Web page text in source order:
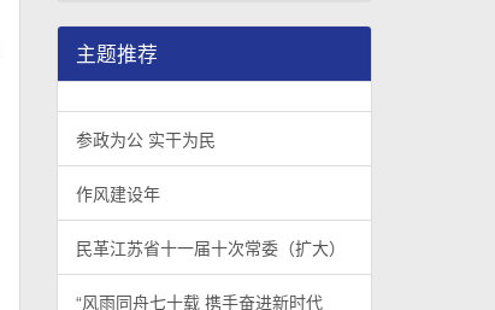
主题推荐
参政为公 实干为民
作风建设年
民革江苏省十一届十次常委（扩大）
“风雨同舟七十载 携手奋进新时代